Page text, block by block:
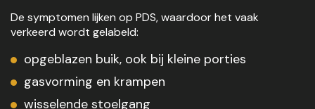
De symptomen lijken op PDS, waardoor het vaak
verkeerd wordt gelabeld:
opgeblazen buik, ook bij kleine porties
gasvorming en krampen
wisselende stoelgang